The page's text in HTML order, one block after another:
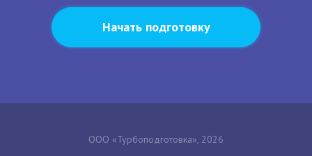
Начать подготовку
ООО «Турбоподготовка», 2026